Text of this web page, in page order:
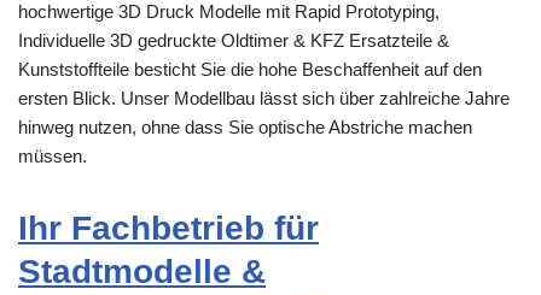
hochwertige 3D Druck Modelle mit Rapid Prototyping,
Individuelle 3D gedruckte Oldtimer & KFZ Ersatzteile &
Kunststoffteile besticht Sie die hohe Beschaffenheit auf den
ersten Blick. Unser Modellbau lässt sich über zahlreiche Jahre
hinweg nutzen, ohne dass Sie optische Abstriche machen
müssen.
Ihr Fachbetrieb für
Stadtmodelle &